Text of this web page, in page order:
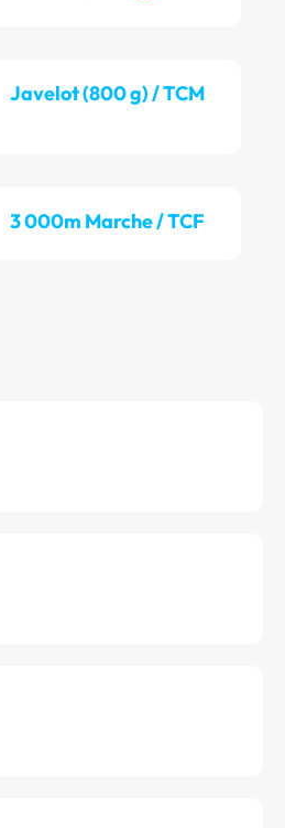
Javelot (800 g) / TCM
3 000m Marche / TCF